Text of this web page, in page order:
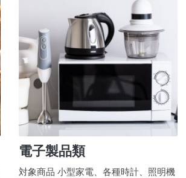
電子製品類
対象商品 小型家電、各種時計、照明機